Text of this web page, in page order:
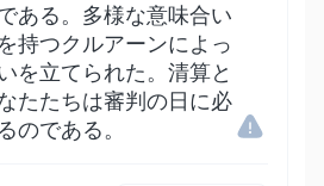
ある。多様な意味合い
持つクルアーンによっ
を立てられた。清算と
たたちは審判の日に必
のである。